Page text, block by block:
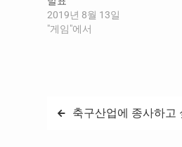
2019년 8월 13일
"게임"에서
글 축구산업에 종사하고